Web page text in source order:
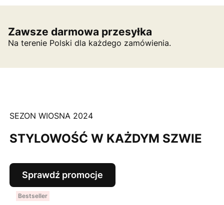
Zawsze darmowa przesyłka
Na terenie Polski dla każdego zamówienia.
SEZON WIOSNA 2024
STYLOWOŚĆ W KAŻDYM SZWIE
Sprawdź promocje
Bestseller